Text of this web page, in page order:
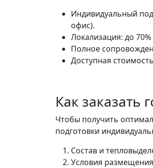
Индивидуальный
офис).
Локализация: до
Полное
Доступная
Как
Чтобы получить
подготовки
Состав и
Условия